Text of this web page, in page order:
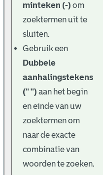
minteken (-) om
zoektermen uit te
sluiten.
Gebruik een
Dubbele
aanhalingstekens
(" ") aan het begin
en einde van uw
zoektermen om
naar de exacte
combinatie van
woorden te zoeken.